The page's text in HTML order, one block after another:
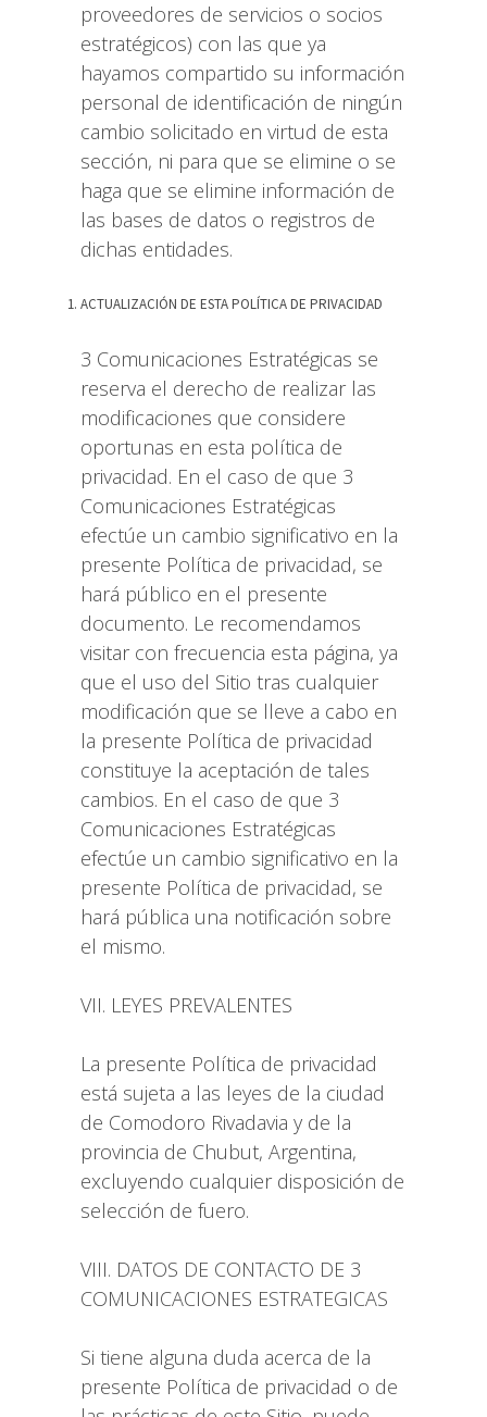
proveedores de servicios o socios
estratégicos) con las que ya
hayamos compartido su información
personal de identificación de ningún
cambio solicitado en virtud de esta
sección, ni para que se elimine o se
haga que se elimine información de
las bases de datos o registros de
dichas entidades.
ACTUALIZACIÓN DE ESTA POLÍTICA DE PRIVACIDAD
3 Comunicaciones Estratégicas se
reserva el derecho de realizar las
modificaciones que considere
oportunas en esta política de
privacidad. En el caso de que 3
Comunicaciones Estratégicas
efectúe un cambio significativo en la
presente Política de privacidad, se
hará público en el presente
documento. Le recomendamos
visitar con frecuencia esta página, ya
que el uso del Sitio tras cualquier
modificación que se lleve a cabo en
la presente Política de privacidad
constituye la aceptación de tales
cambios. En el caso de que 3
Comunicaciones Estratégicas
efectúe un cambio significativo en la
presente Política de privacidad, se
hará pública una notificación sobre
el mismo.
VII. LEYES PREVALENTES
La presente Política de privacidad
está sujeta a las leyes de la ciudad
de Comodoro Rivadavia y de la
provincia de Chubut, Argentina,
excluyendo cualquier disposición de
selección de fuero.
VIII. DATOS DE CONTACTO DE 3
COMUNICACIONES ESTRATEGICAS
Si tiene alguna duda acerca de la
presente Política de privacidad o de